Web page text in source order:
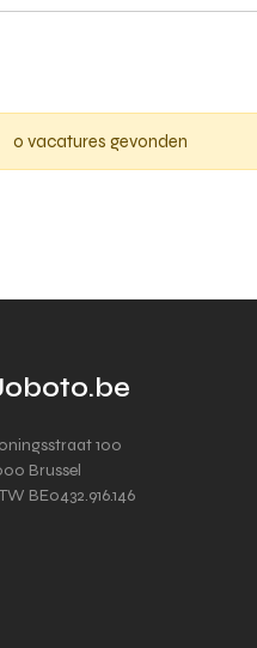
0 vacatures gevonden
100
Brussel
BE0432.916.146